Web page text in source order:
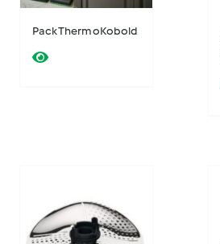
Pack ThermoKobold